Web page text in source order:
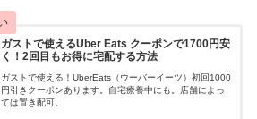
ガストで使えるUber Eats クーポンで1700円安
く！2回目もお得に宅配する方法
ガストで使える！UberEats（ウーバーイーツ）初回1000
円引きクーポンあります。自宅療養中にも。店舗によっ
ては置き配可。